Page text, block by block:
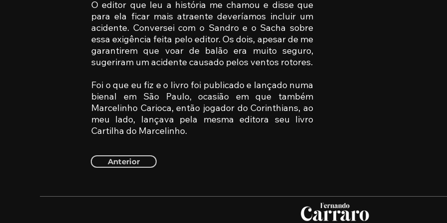
O editor que leu a história me chamou e disse que
para ela ficar mais atraente deveríamos incluir um
acidente. Conversei com o Sandro e o Sacha sobre
essa exigência feita pelo editor. Os dois, apesar de me
garantirem que voar de balão era muito seguro,
sugeriram um acidente causado pelos ventos rotores.
Foi o que eu fiz e o livro foi publicado e lançado numa
bienal em São Paulo, ocasião em que também
Marcelinho Carioca, então jogador do Corinthians, ao
meu lado, lançava pela mesma editora seu livro
Cartilha do Marcelinho.
Anterior